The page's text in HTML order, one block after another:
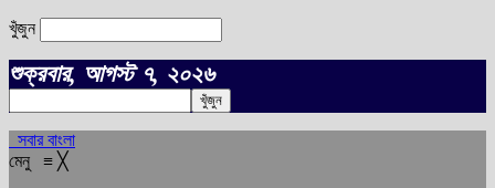
খুঁজুন
শুক্রবার, আগস্ট ৭, ২০২৬
সবার বাংলা
মেনু ≡ ╳